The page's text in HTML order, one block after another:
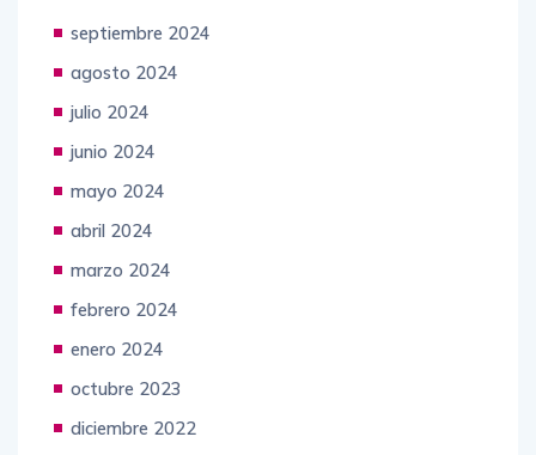
septiembre 2024
agosto 2024
julio 2024
junio 2024
mayo 2024
abril 2024
marzo 2024
febrero 2024
enero 2024
octubre 2023
diciembre 2022